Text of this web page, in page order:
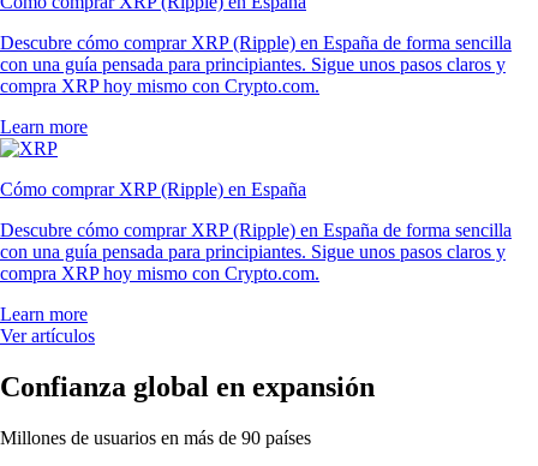
Descubre cómo comprar XRP (Ripple) en España de forma sencilla
con una guía pensada para principiantes. Sigue unos pasos claros y
compra XRP hoy mismo con Crypto.com.
Learn more
Cómo comprar XRP (Ripple) en España
Descubre cómo comprar XRP (Ripple) en España de forma sencilla
con una guía pensada para principiantes. Sigue unos pasos claros y
compra XRP hoy mismo con Crypto.com.
Learn more
Ver artículos
Confianza global en expansión
Millones de usuarios en más de 90 países